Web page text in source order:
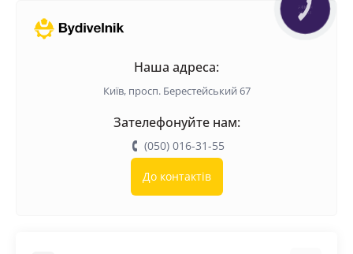
Наша адреса:
Київ, просп. Берестейський 67
Зателефонуйте нам:
(050) 016-31-55
До контактів
КНОПКА
ЗВ'ЯЗКУ